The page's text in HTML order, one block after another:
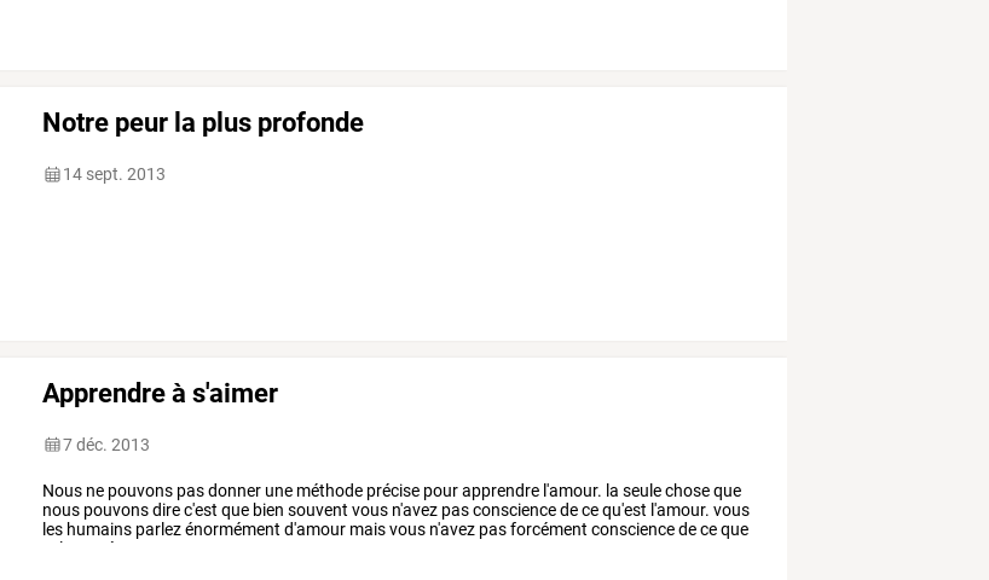
Notre peur la plus profonde
14 sept. 2013
Apprendre à s'aimer
7 déc. 2013
Nous ne pouvons pasdonner une méthode précise pourapprendre l'amour. la seulechoseque
nous pouvonsdirec'est que bien souvent vous n'avez pasconsciencedecequ'est l'amour. vous
les humains parlezénormément d'amour maisvous n'avez pasforcément consciencedeceque
cela
représente.